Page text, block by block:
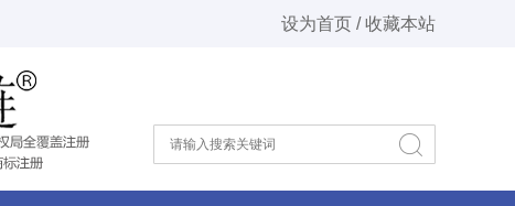
设为首页 / 收藏本站